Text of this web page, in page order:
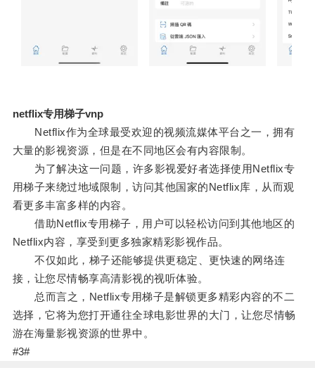
netflix专用梯子vnp
Netflix作为全球最受欢迎的视频流媒体平台之一，拥有
大量的影视资源，但是在不同地区会有内容限制。
为了解决这一问题，许多影视爱好者选择使用Netflix专
用梯子来绕过地域限制，访问其他国家的Netflix库，从而观
看更多丰富多样的内容。
借助Netflix专用梯子，用户可以轻松访问到其他地区的
Netflix内容，享受到更多独家精彩影视作品。
不仅如此，梯子还能够提供更稳定、更快速的网络连
接，让您尽情畅享高清影视的视听体验。
总而言之，Netflix专用梯子是解锁更多精彩内容的不二
选择，它将为您打开通往全球电影世界的大门，让您尽情畅
游在海量影视资源的世界中。
#3#